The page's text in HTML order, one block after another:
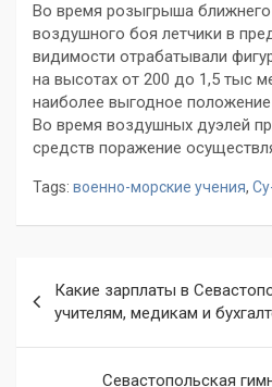
Во время розыгрыша ближнего
воздушного боя летчики в
видимости отрабатывали
на высотах от 200 до 1,5 тыс
наиболее выгодное
Во время воздушных дуэлей
средств поражение
Tags: военно-морские учения,
по
записям
Какие зарплаты в
учителям, медикам и
Севастопольская